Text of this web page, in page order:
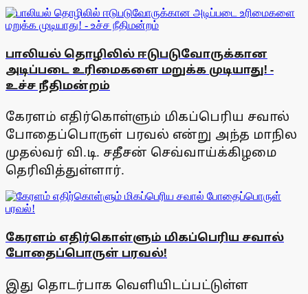
பாலியல் தொழிலில் ஈடுபடுவோருக்கான
அடிப்படை உரிமைகளை மறுக்க முடியாது! -
உச்ச நீதிமன்றம்
கேரளம் எதிர்கொள்ளும் மிகப்பெரிய சவால்
போதைப்பொருள் பரவல் என்று அந்த மாநில
முதல்வர் வி.டி. சதீசன் செவ்வாய்க்கிழமை
தெரிவித்துள்ளார்.
கேரளம் எதிர்கொள்ளும் மிகப்பெரிய சவால்
போதைப்பொருள் பரவல்!
இது தொடர்பாக வெளியிடப்பட்டுள்ள